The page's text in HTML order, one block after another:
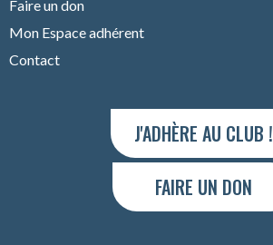
Faire un don
Mon Espace adhérent
Contact
J'ADHÈRE AU CLUB !
FAIRE UN DON